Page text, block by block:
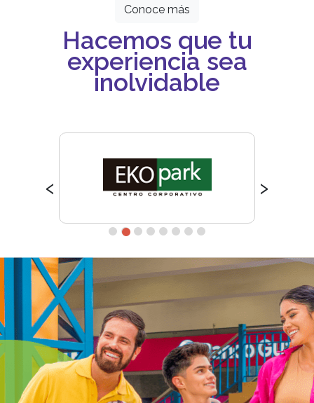
Conoce más
Hacemos que tu
experiencia sea
inolvidable
‹ ›